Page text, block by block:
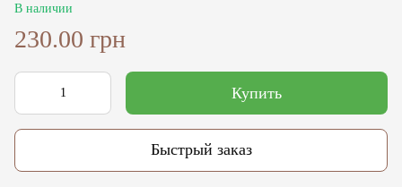
В наличии
230.00 грн
Купить
Быстрый заказ